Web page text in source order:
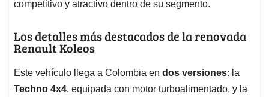
competitivo y atractivo dentro de su segmento.
Los detalles más destacados de la renovada
Renault Koleos
Este vehículo llega a Colombia en dos versiones: la
Techno 4x4, equipada con motor turboalimentado, y la